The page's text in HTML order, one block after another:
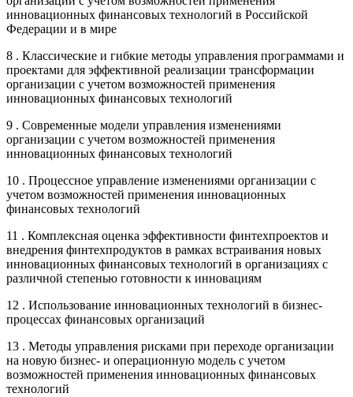
инновационных финансовых технологий в Российской
Федерации и в мире
8 . Классические и гибкие методы управления программами и
проектами для эффективной реализации трансформации
организации с учетом возможностей применения
инновационных финансовых технологий
9 . Современные модели управления изменениями
организации с учетом возможностей применения
инновационных финансовых технологий
10 . Процессное управление изменениями организации с
учетом возможностей применения инновационных
финансовых технологий
11 . Комплексная оценка эффективности финтехпроектов и
внедрения финтехпродуктов в рамках встраивания новых
инновационных финансовых технологий в организациях с
различной степенью готовности к инновациям
12 . Использование инновационных технологий в бизнес-
процессах финансовых организаций
13 . Методы управления рисками при переходе организации
на новую бизнес- и операционную модель с учетом
возможностей применения инновационных финансовых
технологий